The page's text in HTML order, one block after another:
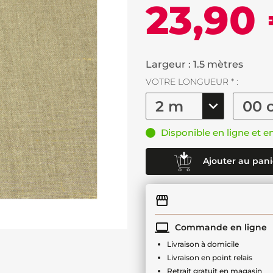
23,90
Largeur : 1.5 mètres
VOTRE LONGUEUR * :
Disponible en ligne et
Ajouter au
Commande en ligne
Livraison à domicile
Livraison en point relais
Retrait gratuit en magasin